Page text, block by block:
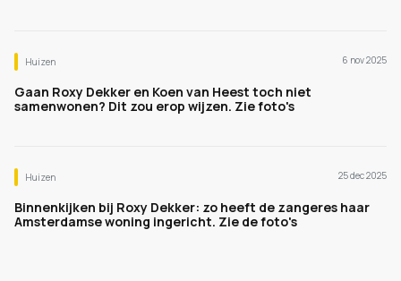
Huizen 6 nov 2025
Gaan Roxy Dekker en Koen van Heest toch niet
samenwonen? Dit zou erop wijzen. Zie foto's
Huizen 25 dec 2025
Binnenkijken bij Roxy Dekker: zo heeft de zangeres haar
Amsterdamse woning ingericht. Zie de foto's